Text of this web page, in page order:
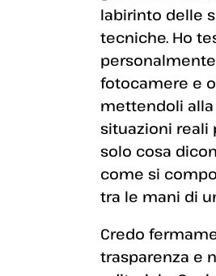
labirinto delle
tecniche. Ho
fotocamere e
mettendoli alla
situazioni reali
solo cosa
come si
tra le mani di
Credo
trasparenza e